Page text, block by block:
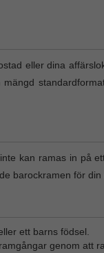
eller dina
kan ramas in på
barockramen för din
ett barns födsel.
genom att